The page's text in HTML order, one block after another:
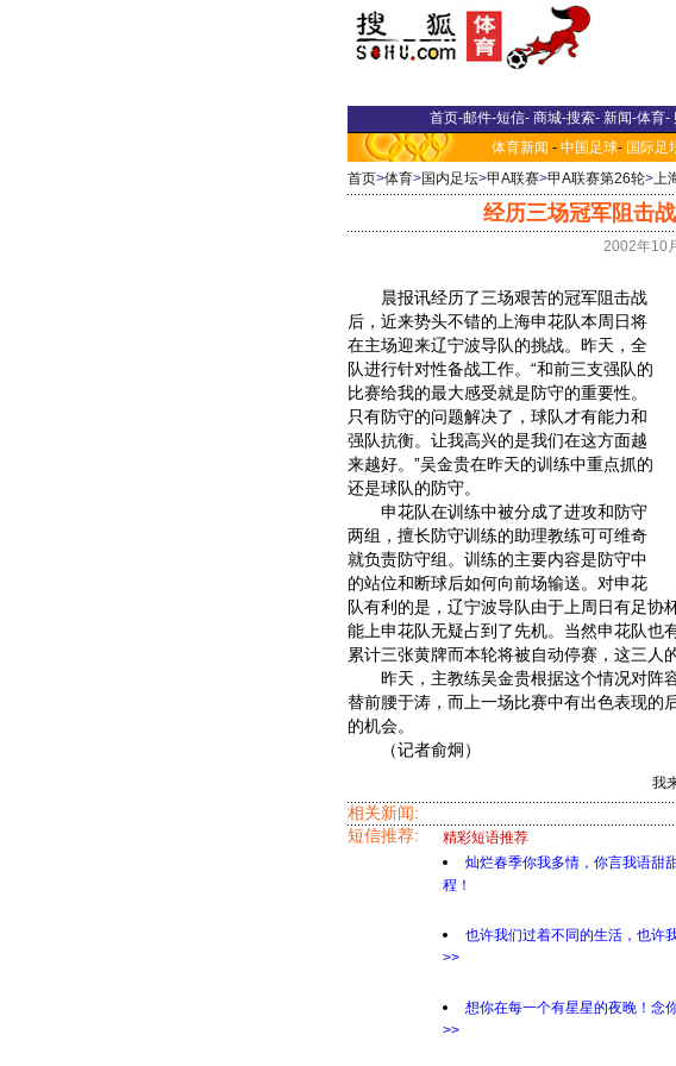
首页-邮件-短信- 商城-搜索- 新闻-体育-
体育新闻 - 中国足球- 国际足
首页>体育>国内足坛>甲A联赛>甲A联赛第26轮>上
经历三场冠军阻击
2002年10
晨报讯经历了三场艰苦的冠军阻击战
后，近来势头不错的上海申花队本周日将
在主场迎来辽宁波导队的挑战。昨天，全
队进行针对性备战工作。“和前三支强队的
比赛给我的最大感受就是防守的重要性。
只有防守的问题解决了，球队才有能力和
强队抗衡。让我高兴的是我们在这方面越
来越好。”吴金贵在昨天的训练中重点抓的
还是球队的防守。
申花队在训练中被分成了进攻和防守
两组，擅长防守训练的助理教练可可维奇
就负责防守组。训练的主要内容是防守中
的站位和断球后如何向前场输送。对申花
队有利的是，辽宁波导队由于上周日有足协
能上申花队无疑占到了先机。当然申花队也
累计三张黄牌而本轮将被自动停赛，这三人
昨天，主教练吴金贵根据这个情况对阵
替前腰于涛，而上一场比赛中有出色表现的
的机会。
（记者俞炯）
我
相关新闻:
短信推荐:
精彩短语推荐
灿烂春季你我多情，你言我语甜
程！
也许我们过着不同的生活，也
>>
想你在每一个有星星的夜晚！
>>